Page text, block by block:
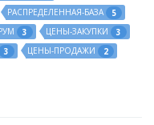
РАСПРЕДЕЛЕННАЯ-БАЗА
5
3 ЦЕНЫ-ЗАКУПКИ
3
3 ЦЕНЫ-ПРОДАЖИ
2